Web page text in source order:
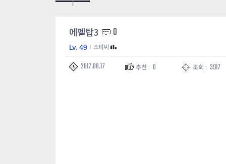
에펠탑3 0
Lv. 49 소피씨
2017.08.17 추천 : 0 조회 : 3917